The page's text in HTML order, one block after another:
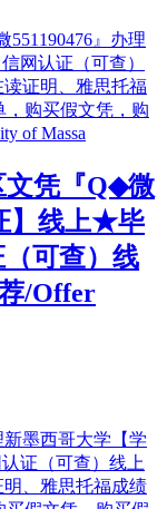
文凭『Q◆微
】线上★毕
可查）线
/Offer